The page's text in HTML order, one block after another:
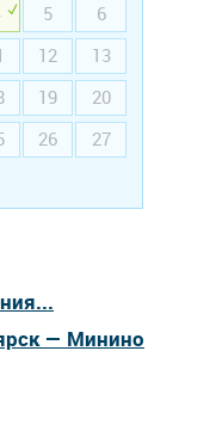
5
6
12
13
19
20
26
27
— Минино